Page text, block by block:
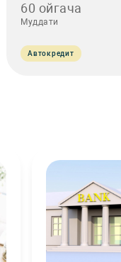
60 oйгача
Муддати
Автокредит